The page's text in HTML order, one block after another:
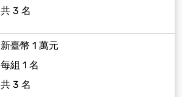
共 3 名
新臺幣 1 萬元
每組 1 名
共 3 名